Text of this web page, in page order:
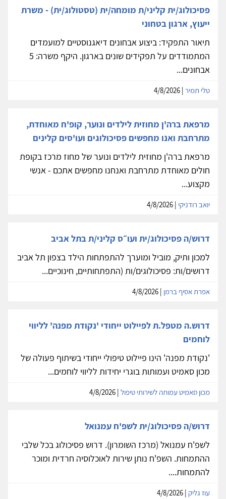
פסיכולוג/ית קליני/ת מומחה/ית (טסטולוג/ית) - משרת
ייעוץ, ארגון בטחוני
תיאור התפקיד: ביצוע אבחונים דיאגנוסטיים למועמדים
המתמודדים על תפקידים שונים בארגון. היקף משרה: 5
אבחונים...
טלי תמיר
מרפאת ברה'ן מחוזית לילדים ונוער, קופ'ח מאוחדת,
מתרחבת ואנו מחפשים פסיכולוגים ועו'סים קלינים
מרפאת ברה'ן מחוזית לילדים ונוער של מחוז מרכז בקופת
חולים מאוחדת מתרחבת ואנחנו מחפשים אתכם - אנשי
מקצוע...
יואב רודניקי
דרוש/ה פסיכולוג/ית ועו״ס קליני/ת בתל אביב
למכון ותיק, מוביל ומוערך להתפתחות הילד בצפון תל אביב
דרושים/ות: פסיכולוגים/ות (התפתחותיים, חינוכיים...
אפרת אסיף ברמן
דרוש.ה מטפל.ת לפיילוט ייחודי 'נקודת מפנה' לליווי
לוחמים
'נקודת מפנה' הינו פיילוט טיפולי ייחודי בשיתוף פעולה של
מכון סאמיט ועמותות בוגרי יחידות לליווי לוחמים...
מכון סאמיט עמותה לשירותי טיפול
דרוש/ה פסיכולוג/ית לשפ'ח עמנואל
לשפ'ח עמנואל (מרכז השומרון). דרוש פסיכולוג בכל שלבי
ההתמחות. השפ'ח נותן שירות לאוכלוסיה חרדית ומוכר
להתמחות....
עוז גליק